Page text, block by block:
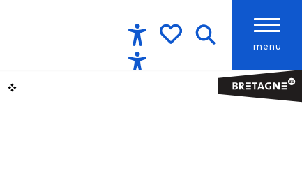
menu
Accessibilité